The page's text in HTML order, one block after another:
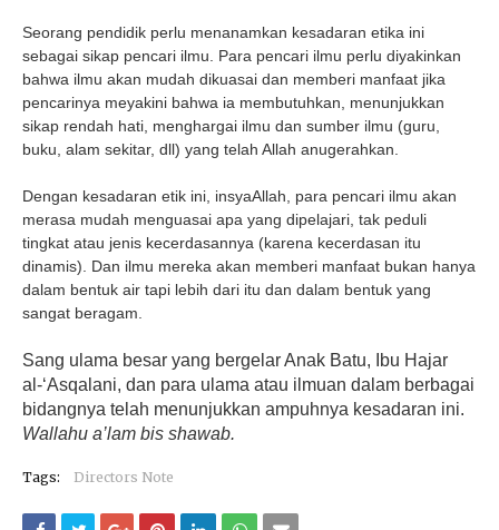
Seorang pendidik perlu menanamkan kesadaran etika ini
sebagai sikap pencari ilmu. Para pencari ilmu perlu diyakinkan
bahwa ilmu akan mudah dikuasai dan memberi manfaat jika
pencarinya meyakini bahwa ia membutuhkan, menunjukkan
sikap rendah hati, menghargai ilmu dan sumber ilmu (guru,
buku, alam sekitar, dll) yang telah Allah anugerahkan.
Dengan kesadaran etik ini, insyaAllah, para pencari ilmu akan
merasa mudah menguasai apa yang dipelajari, tak peduli
tingkat atau jenis kecerdasannya (karena kecerdasan itu
dinamis). Dan ilmu mereka akan memberi manfaat bukan hanya
dalam bentuk air tapi lebih dari itu dan dalam bentuk yang
sangat beragam.
Sang ulama besar yang bergelar Anak Batu, Ibu Hajar
al-‘Asqalani, dan para ulama atau ilmuan dalam berbagai
bidangnya telah menunjukkan ampuhnya kesadaran ini.
Wallahu a’lam bis shawab.
Tags: Directors Note